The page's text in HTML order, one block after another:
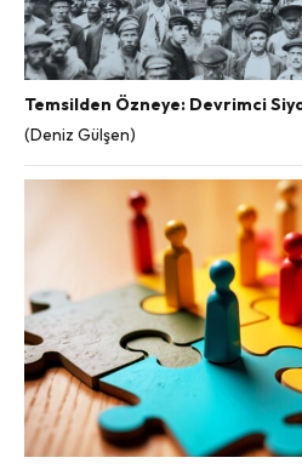
Temsilden Özneye: Devrimci
(Deniz Gülşen)